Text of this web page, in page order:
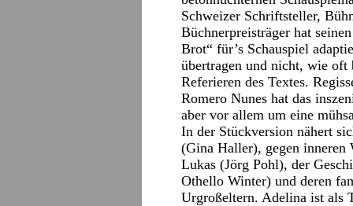
Schweizer Schriftsteller,
Büchnerpreisträger hat
Brot“ für’s Schauspiel
übertragen und nicht, wie oft
Referieren des Textes.
Romero Nunes hat das
aber vor allem um eine
In der Stückversion nähert
(Gina Haller), gegen inneren
Lukas (Jörg Pohl), der
Othello Winter) und deren
Urgroßeltern. Adelina ist als